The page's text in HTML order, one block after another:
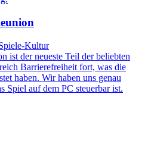
Kultur
ist der neueste Teil der beliebten
Barrierefreiheit fort, was die
haben. Wir haben uns genau
Spiel auf dem PC steuerbar ist.